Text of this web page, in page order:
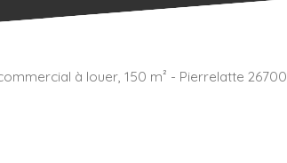
à louer, 150 m² - Pierrelatte 26700